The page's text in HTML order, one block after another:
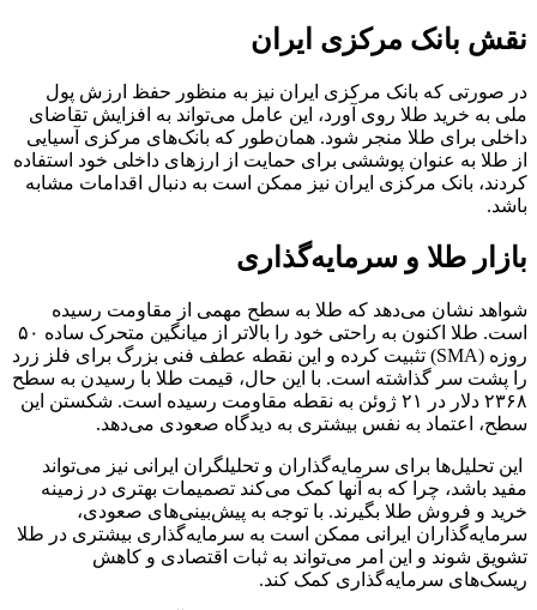
نقش بانک مرکزی ایران
در صورتی که بانک مرکزی ایران نیز به منظور حفظ ارزش پول
ملی به خرید طلا روی آورد، این عامل می‌تواند به افزایش تقاضای
داخلی برای طلا منجر شود. همان‌طور که بانک‌های مرکزی آسیایی
از طلا به عنوان پوششی برای حمایت از ارزهای داخلی خود استفاده
کردند، بانک مرکزی ایران نیز ممکن است به دنبال اقدامات مشابه
باشد.
بازار طلا و سرمایه‌گذاری
شواهد نشان می‌دهد که طلا به سطح مهمی از مقاومت رسیده
است. طلا اکنون به راحتی خود را بالاتر از میانگین متحرک ساده ۵۰
روزه (SMA) تثبیت کرده و این نقطه عطف فنی بزرگ برای فلز زرد
را پشت سر گذاشته است. با این حال، قیمت طلا با رسیدن به سطح
۲۳۶۸ دلار در ۲۱ ژوئن به نقطه مقاومت رسیده است. شکستن این
سطح، اعتماد به نفس بیشتری به دیدگاه صعودی می‌دهد.
این تحلیل‌ها برای سرمایه‌گذاران و تحلیلگران ایرانی نیز می‌تواند
مفید باشد، چرا که به آنها کمک می‌کند تصمیمات بهتری در زمینه
خرید و فروش طلا بگیرند. با توجه به پیش‌بینی‌های صعودی،
سرمایه‌گذاران ایرانی ممکن است به سرمایه‌گذاری بیشتری در طلا
تشویق شوند و این امر می‌تواند به ثبات اقتصادی و کاهش
ریسک‌های سرمایه‌گذاری کمک کند.